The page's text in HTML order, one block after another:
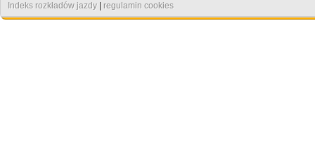
Indeks rozkładów jazdy
regulamin cookies